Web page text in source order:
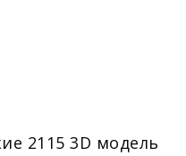
2115 3D модель